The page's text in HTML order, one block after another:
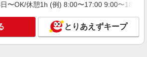
時給1550円〜2187円 ＜日払い有/週払い有/交
堺市堺区
日〜OK/休憩1h (例) 8:00〜17:00 9:00〜
とりあえずキープ